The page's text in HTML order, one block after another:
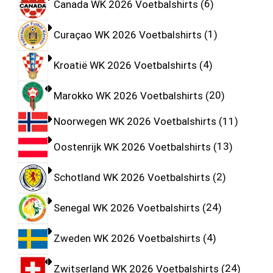
Canada WK 2026 Voetbalshirts 6
Curaçao WK 2026 Voetbalshirts 1
Kroatië WK 2026 Voetbalshirts 4
Marokko WK 2026 Voetbalshirts 20
Noorwegen WK 2026 Voetbalshirts 11
Oostenrijk WK 2026 Voetbalshirts 13
Schotland WK 2026 Voetbalshirts 2
Senegal WK 2026 Voetbalshirts 24
Zweden WK 2026 Voetbalshirts 4
Zwitserland WK 2026 Voetbalshirts 24